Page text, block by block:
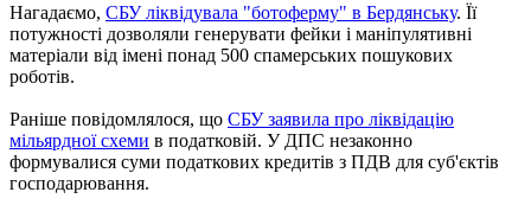
Нагадаємо, СБУ ліквідувала "ботоферму" в Бердянську. Її
потужності дозволяли генерувати фейки і маніпулятивні
матеріали від імені понад 500 спамерських пошукових
роботів.
Раніше повідомлялося, що СБУ заявила про ліквідацію
мільярдної схеми в податковій. У ДПС незаконно
формувалися суми податкових кредитів з ПДВ для суб'єктів
господарювання.